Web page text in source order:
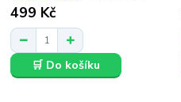
499 Kč
🛒 Do košíku